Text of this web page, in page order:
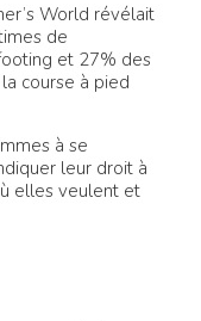
World révélait
de
et 27% des
course à pied
à se
leur droit à
elles veulent et